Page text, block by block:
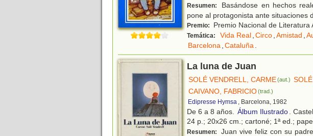
Resumen:
Basándose en hechos
pone al protagonista ante situaciones
Premio: Premio Nacional de Literatura
Temática: Vida Real Circo Amistad
Barcelona Cataluña
La luna de Juan
SOLÉ VENDRELL, CARME(aut.)
CAIVANO, FABRICIO(trad.)
Edipresse Hymsa , Barcelona, 1982
De 6 a 8 años. Álbum Ilustrado
.
24 p.; 20x26 cm.; cartoné; 1ª ed.;
Resumen:
Juan vive feliz con su